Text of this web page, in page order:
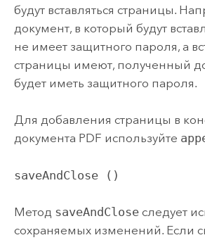
будут вставляться страницы.
документ, в который будут
не имеет защитного пароля, а
страницы имеют, полученный
будет иметь защитного пароля.
Для добавления страницы в
документа PDF используйте
saveAndClose ()
Метод saveAndCloseследует
сохраняемых изменений. Если